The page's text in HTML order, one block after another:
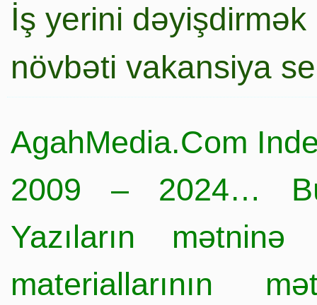
İş yerini
növbəti vakansiya
AgahMedia.Com
2009 – 2024…
Yazıların
materiallarının